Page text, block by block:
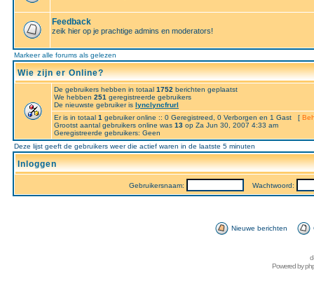
Feedback
zeik hier op je prachtige admins en moderators!
Markeer alle forums als gelezen
Wie zijn er Online?
De gebruikers hebben in totaal 1752 berichten geplaatst
We hebben 251 geregistreerde gebruikers
De nieuwste gebruiker is lynclyncfrurl
Er is in totaal 1 gebruiker online :: 0 Geregistreed, 0 Verborgen en 1 Gast [
Grootst aantal gebruikers online was 13 op Za Jun 30, 2007 4:33 am
Geregistreerde gebruikers: Geen
Deze lijst geeft de gebruikers weer die actief waren in de laatste 5 minuten
Inloggen
Gebruikersnaam: Wachtwoord:
Nieuwe berichten
Powered by